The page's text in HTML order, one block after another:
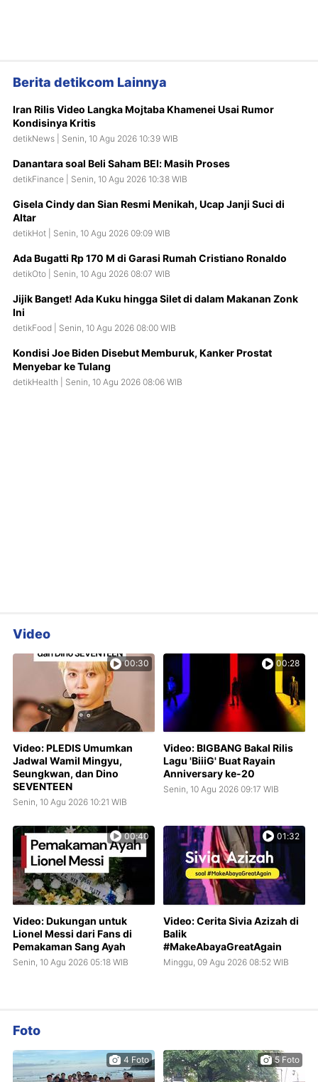
Berita detikcom Lainnya
Iran Rilis Video Langka Mojtaba Khamenei Usai Rumor
Kondisinya Kritis
detikNews | Senin, 10 Agu 2026 10:39 WIB
Danantara soal Beli Saham BEI: Masih Proses
detikFinance | Senin, 10 Agu 2026 10:38 WIB
Gisela Cindy dan Sian Resmi Menikah, Ucap Janji Suci di
Altar
detikHot | Senin, 10 Agu 2026 09:09 WIB
Ada Bugatti Rp 170 M di Garasi Rumah Cristiano Ronaldo
detikOto | Senin, 10 Agu 2026 08:07 WIB
Jijik Banget! Ada Kuku hingga Silet di dalam Makanan Zonk
Ini
detikFood | Senin, 10 Agu 2026 08:00 WIB
Kondisi Joe Biden Disebut Memburuk, Kanker Prostat
Menyebar ke Tulang
detikHealth | Senin, 10 Agu 2026 08:06 WIB
Video
00:30
Video: PLEDIS Umumkan
Jadwal Wamil Mingyu,
Seungkwan, dan Dino
SEVENTEEN
Senin, 10 Agu 2026 10:21 WIB
00:28
Video: BIGBANG Bakal Rilis
Lagu 'BiiiG' Buat Rayain
Anniversary ke-20
Senin, 10 Agu 2026 09:17 WIB
00:40
Video: Dukungan untuk
Lionel Messi dari Fans di
Pemakaman Sang Ayah
Senin, 10 Agu 2026 05:18 WIB
01:32
Video: Cerita Sivia Azizah di
Balik
#MakeAbayaGreatAgain
Minggu, 09 Agu 2026 08:52 WIB
Foto
4 Foto 5 Foto